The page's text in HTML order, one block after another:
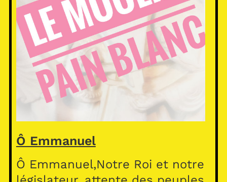
Ô Emmanuel
Ô Emmanuel,Notre Roi et notre